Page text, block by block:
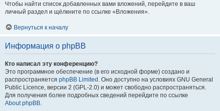
Чтобы найти список добавленных вами вложений, перейдите в ваш
личный раздел и щёлкните по ссылке «Вложения».
Вернуться к началу
Информация о phpBB
Кто написал эту конференцию?
Это программное обеспечение (в его исходной форме) создано и
распространяется phpBB Limited . Оно доступно на условиях GNU General
Public Licence, версии 2 (GPL-2.0) и может свободно распространяться.
Для получения более подробных сведений перейдите по ссылке
About phpBB.